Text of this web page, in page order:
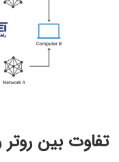
تفاوت بین